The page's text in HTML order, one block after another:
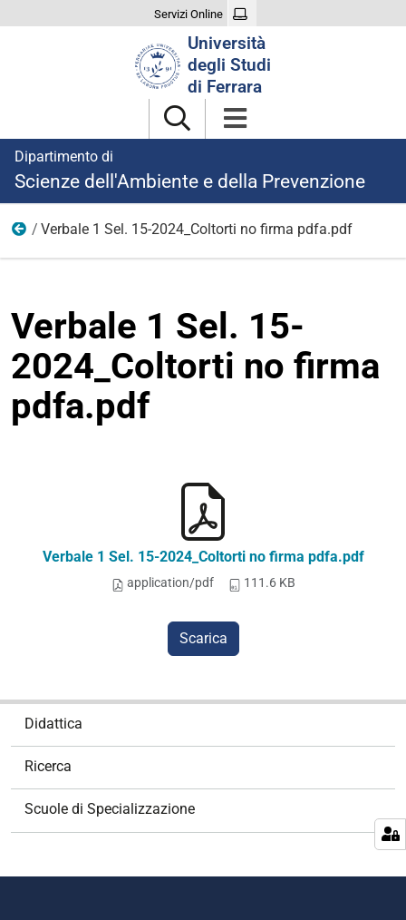
Servizi Online
Università
degli Studi
di Ferrara
Dipartimento di
Scienze dell'Ambiente e della Prevenzione
Ricerca
Verbale 1 Sel. 15-2024_Coltorti no firma pdfa.pdf
Verbale 1 Sel. 15-
2024_Coltorti no firma
pdfa.pdf
Verbale 1 Sel. 15-2024_Coltorti no firma pdfa.pdf
application/pdf 111.6 KB
Scarica
Didattica
Ricerca
Scuole di Specializzazione